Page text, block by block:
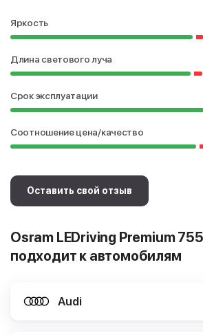
Яркость
Длина светового луча
Срок эксплуатации
Соотношение цена/качество
Оставить свой отзыв
Osram LEDriving Premium
подходит к автомобилям
Audi